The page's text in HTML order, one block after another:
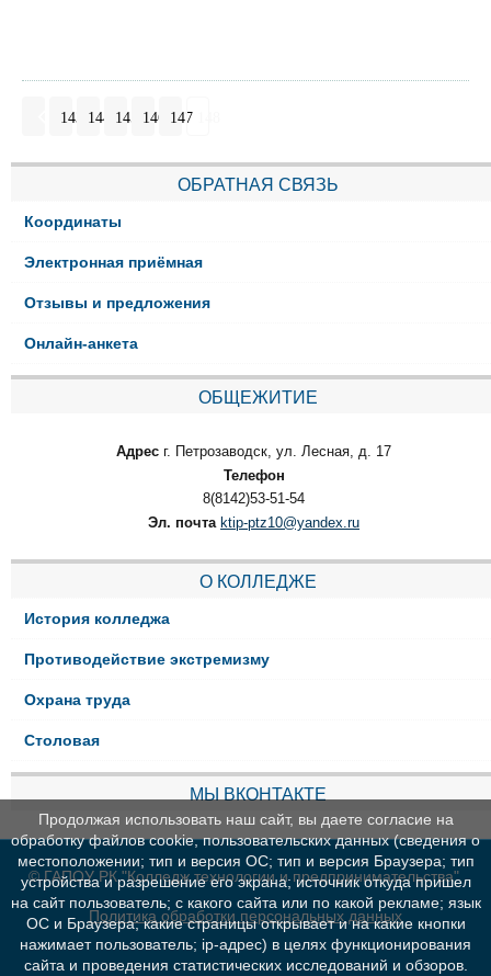
143 144 145 146 147
ОБРАТНАЯ СВЯЗЬ
Координаты
Электронная приёмная
Отзывы и предложения
Онлайн-анкета
ОБЩЕЖИТИЕ
Адрес г. Петрозаводск, ул. Лесная, д. 17
Телефон
8(8142)53-51-54
Эл. почта ktip-ptz10@yandex.ru
О КОЛЛЕДЖЕ
История колледжа
Противодействие экстремизму
Охрана труда
Столовая
МЫ ВКОНТАКТЕ
© ГАПОУ РК "Колледж технологии и предпринимательства"
Политика обработки персональных данных
Продолжая использовать наш сайт, вы даете согласие на
обработку файлов cookie, пользовательских данных (сведения о
местоположении; тип и версия ОС; тип и версия Браузера; тип
устройства и разрешение его экрана; источник откуда пришел
на сайт пользователь; с какого сайта или по какой рекламе; язык
ОС и Браузера; какие страницы открывает и на какие кнопки
нажимает пользователь; ip-адрес) в целях функционирования
сайта и проведения статистических исследований и обзоров.